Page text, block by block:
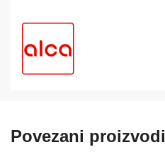
Povezani proizvodi